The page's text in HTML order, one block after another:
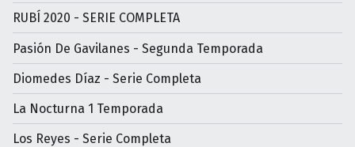
RUBÍ 2020 - SERIE COMPLETA
Pasión De Gavilanes - Segunda Temporada
Diomedes Díaz - Serie Completa
La Nocturna 1 Temporada
Los Reyes - Serie Completa